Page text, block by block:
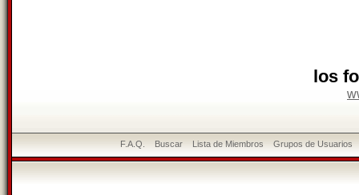
los
F.A.Q. Buscar Lista de Miembros Grupos de Usuarios